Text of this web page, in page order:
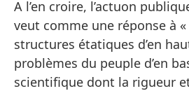
A l’en croire, l’actuon
veut comme une réponse à «
structures étatiques d’en
problèmes du peuple d’en
scientifique dont la rigueur